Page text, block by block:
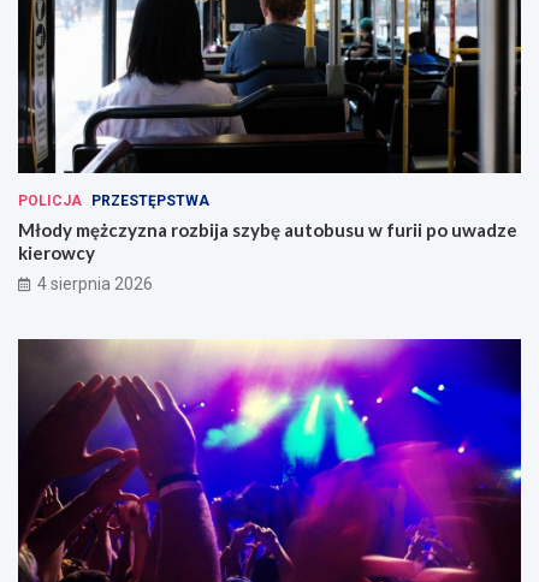
POLICJA PRZESTĘPSTWA
Młody mężczyzna rozbija szybę autobusu w furii po uwadze
kierowcy
4 sierpnia 2026